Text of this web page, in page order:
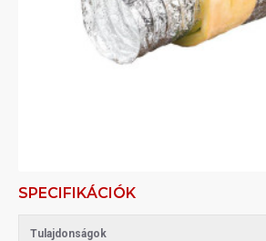
SPECIFIKÁCIÓK
Tulajdonságok